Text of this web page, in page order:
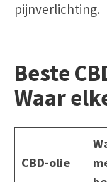
pijnverlichting.
Beste
Waar
CBD-olie